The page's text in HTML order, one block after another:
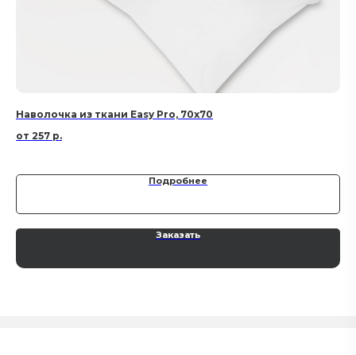
Наволочка из ткани Easy Pro, 70х70
257 р.
Подробнее
Заказать